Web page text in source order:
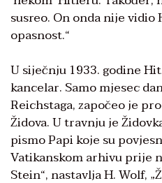
susreo. On onda nije
opasnost.“
U siječnju 1933. godine
kancelar. Samo mjesec
Reichstaga, započeo je
Židova. U travnju je
pismo Papi koje su
Vatikanskom arhivu prije
Stein“, nastavlja H. Wolf,